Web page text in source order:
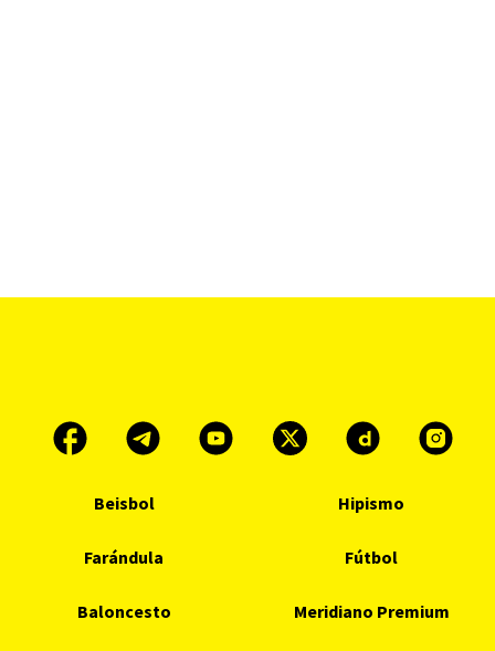
Beisbol Hipismo
Farándula Fútbol
Baloncesto Meridiano Premium